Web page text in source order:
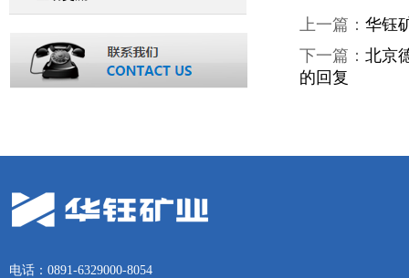
上一篇： 华钰
下一篇： 北京
的回复
电话：0891-6329000-8054